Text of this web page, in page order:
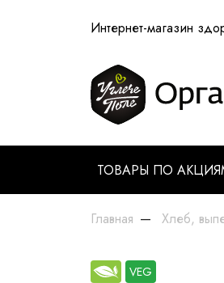
Интернет-магазин
ТОВАРЫ ПО
Главная Хлеб,
VEG